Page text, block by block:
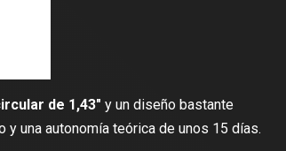
de 1,43″ y un diseño bastante
una autonomía teórica de unos 15 días.